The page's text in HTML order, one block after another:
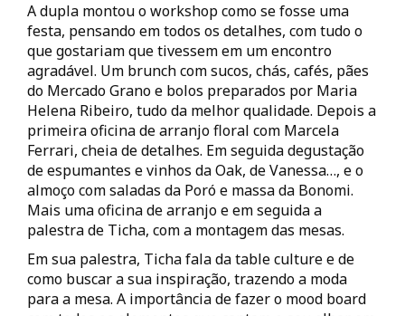
A dupla montou o workshop como se fosse uma
festa, pensando em todos os detalhes, com tudo o
que gostariam que tivessem em um encontro
agradável. Um brunch com sucos, chás, cafés, pães
do Mercado Grano e bolos preparados por Maria
Helena Ribeiro, tudo da melhor qualidade. Depois a
primeira oficina de arranjo floral com Marcela
Ferrari, cheia de detalhes. Em seguida degustação
de espumantes e vinhos da Oak, de Vanessa…, e o
almoço com saladas da Poró e massa da Bonomi.
Mais uma oficina de arranjo e em seguida a
palestra de Ticha, com a montagem das mesas.
Em sua palestra, Ticha fala da table culture e de
como buscar a sua inspiração, trazendo a moda
para a mesa. A importância de fazer o mood board